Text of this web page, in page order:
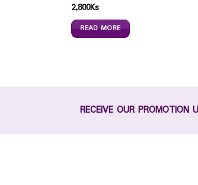
2,800Ks
READ MORE
RECEIVE OUR PROMOTION